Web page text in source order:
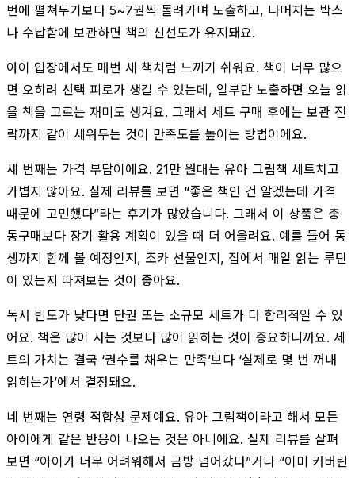
번에 펼쳐두기보다 5~7권씩 돌려가며 노출하고, 나머지는 박스
나 수납함에 보관하면 책의 신선도가 유지돼요.
아이 입장에서도 매번 새 책처럼 느끼기 쉬워요. 책이 너무 많으
면 오히려 선택 피로가 생길 수 있는데, 일부만 노출하면 오늘 읽
을 책을 고르는 재미도 생겨요. 그래서 세트 구매 후에는 보관 전
략까지 같이 세워두는 것이 만족도를 높이는 방법이에요.
세 번째는 가격 부담이에요. 21만 원대는 유아 그림책 세트치고
가볍지 않아요. 실제 리뷰를 보면 “좋은 책인 건 알겠는데 가격
때문에 고민했다”라는 후기가 많았습니다. 그래서 이 상품은 충
동구매보다 장기 활용 계획이 있을 때 더 어울려요. 예를 들어 동
생까지 함께 볼 예정인지, 조카 선물인지, 집에서 매일 읽는 루틴
이 있는지 따져보는 것이 좋아요.
독서 빈도가 낮다면 단권 또는 소규모 세트가 더 합리적일 수 있
어요. 책은 많이 사는 것보다 많이 읽히는 것이 중요하니까요. 세
트의 가치는 결국 ‘권수를 채우는 만족’보다 ‘실제로 몇 번 꺼내
읽히는가’에서 결정돼요.
네 번째는 연령 적합성 문제예요. 유아 그림책이라고 해서 모든
아이에게 같은 반응이 나오는 것은 아니에요. 실제 리뷰를 살펴
보면 “아이가 너무 어려워해서 금방 넘어갔다”거나 “이미 커버린